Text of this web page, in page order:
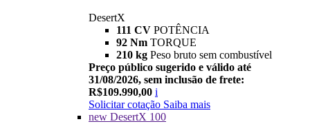
DesertX
111 CV POTÊNCIA
92 Nm TORQUE
210 kg Peso bruto sem combustível
Preço público sugerido e válido até
31/08/2026, sem inclusão de frete:
R$109.990,00 i
Solicitar cotação Saiba mais
new DesertX 100